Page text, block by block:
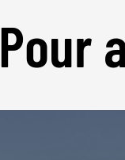
Pour